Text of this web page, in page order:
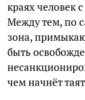
краях человек
Между тем, по
зона,
быть
чем начнёт